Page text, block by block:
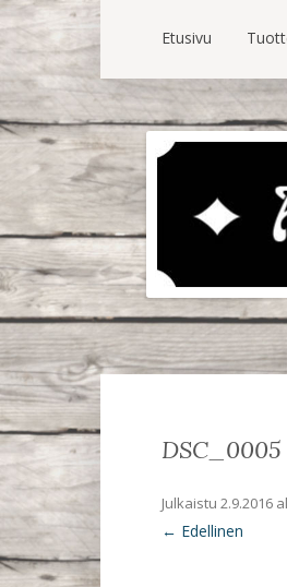
Etusivu
DSC_0005
Julkaistu 2.9.2016
← Edellinen